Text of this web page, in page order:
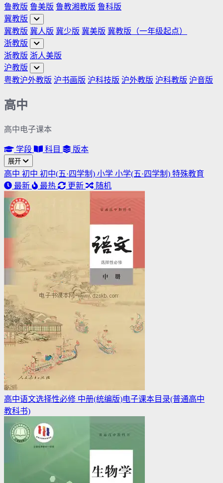
鲁教版 鲁美版 鲁教湘教版 鲁科版
冀教版
冀教版 冀人版 冀少版 冀美版 冀教版（一年级起点）
浙教版
浙教版 浙人美版
沪教版
粤教沪外教版 沪书画版 沪科技版 沪外教版 沪科教版 沪音版
高中
高中电子课本
学段 科目 版本
展开
高中 初中 初中(五·四学制) 小学 小学(五·四学制) 特殊教育
最新
最热 更新 随机
高中语文选择性必修 中册(统编版)电子课本目录(普通高中
教科书)